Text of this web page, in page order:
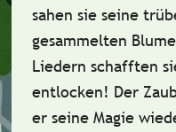
sahen sie seine
gesammelten
Liedern schafften
entlocken! Der
er seine Magie